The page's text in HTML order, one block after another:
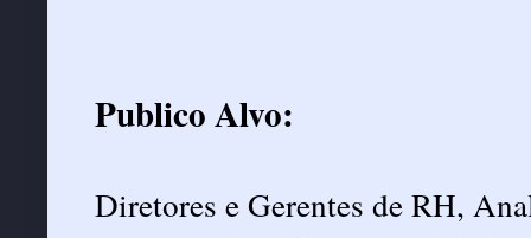
Publico Alvo:
Diretores e Gerentes de RH,